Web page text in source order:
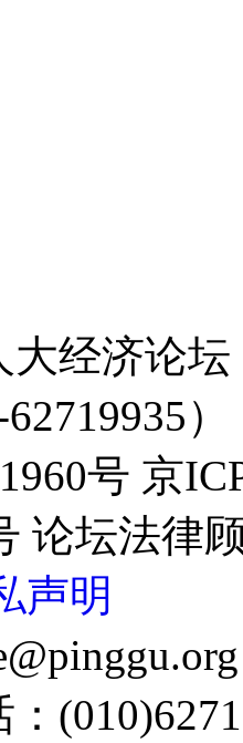
大经济论
）
号 京
论坛法律
声明